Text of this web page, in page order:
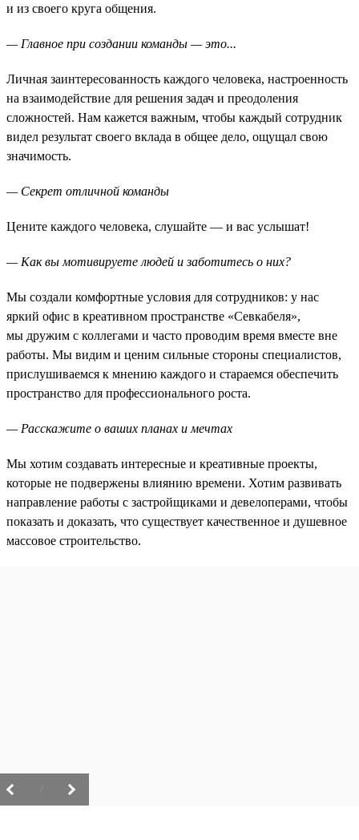
и из своего круга общения.
— Главное при создании команды — это...
Личная заинтересованность каждого человека, настроенность
на взаимодействие для решения задач и преодоления
сложностей. Нам кажется важным, чтобы каждый сотрудник
видел результат своего вклада в общее дело, ощущал свою
значимость.
— Секрет отличной команды
Цените каждого человека, слушайте — и вас услышат!
— Как вы мотивируете людей и заботитесь о них?
Мы создали комфортные условия для сотрудников: у нас
яркий офис в креативном пространстве «Севкабеля»,
мы дружим с коллегами и часто проводим время вместе вне
работы. Мы видим и ценим сильные стороны специалистов,
прислушиваемся к мнению каждого и стараемся обеспечить
пространство для профессионального роста.
— Расскажите о ваших планах и мечтах
Мы хотим создавать интересные и креативные проекты,
которые не подвержены влиянию времени. Хотим развивать
направление работы с застройщиками и девелоперами, чтобы
показать и доказать, что существует качественное и душевное
массовое строительство.